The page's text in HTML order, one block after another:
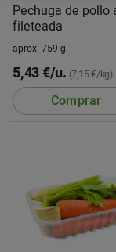
Pechuga de pollo
fileteada
aprox. 759 g
5,43 €/u. (7,15 €/kg)
Comprar